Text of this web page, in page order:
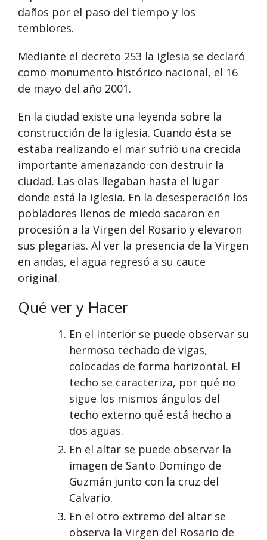
daños por el paso del tiempo y los
temblores.
Mediante el decreto 253 la iglesia se declaró
como monumento histórico nacional, el 16
de mayo del año 2001.
En la ciudad existe una leyenda sobre la
construcción de la iglesia. Cuando ésta se
estaba realizando el mar sufrió una crecida
importante amenazando con destruir la
ciudad. Las olas llegaban hasta el lugar
donde está la iglesia. En la desesperación los
pobladores llenos de miedo sacaron en
procesión a la Virgen del Rosario y elevaron
sus plegarias. Al ver la presencia de la Virgen
en andas, el agua regresó a su cauce
original.
Qué ver y Hacer
En el interior se puede observar su
hermoso techado de vigas,
colocadas de forma horizontal. El
techo se caracteriza, por qué no
sigue los mismos ángulos del
techo externo qué está hecho a
dos aguas.
En el altar se puede observar la
imagen de Santo Domingo de
Guzmán junto con la cruz del
Calvario.
En el otro extremo del altar se
observa la Virgen del Rosario de